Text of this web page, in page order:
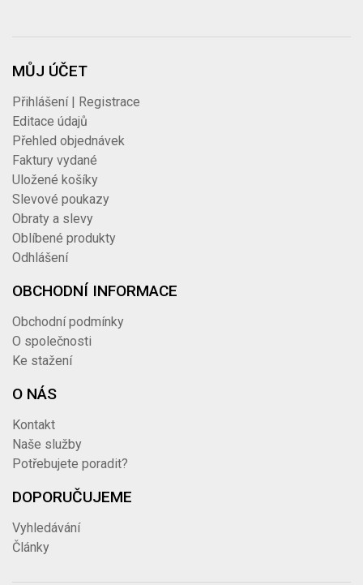
MŮJ ÚČET
Přihlášení | Registrace
Editace údajů
Přehled objednávek
Faktury vydané
Uložené košíky
Slevové poukazy
Obraty a slevy
Oblíbené produkty
Odhlášení
OBCHODNÍ INFORMACE
Obchodní podmínky
O společnosti
Ke stažení
O NÁS
Kontakt
Naše služby
Potřebujete poradit?
DOPORUČUJEME
Vyhledávání
Články